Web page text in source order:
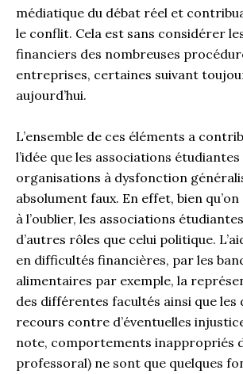
médiatique du débat réel et
le conflit. Cela est sans considérer
financiers des nombreuses
entreprises, certaines suivant
aujourd’hui.
L’ensemble de ces éléments a
l’idée que les associations
organisations à dysfonction
absolument faux. En effet, bien
à l’oublier, les associations
d’autres rôles que celui politique.
en difficultés financières, par les
alimentaires par exemple, la
des différentes facultés ainsi que
recours contre d’éventuelles
note, comportements inappropriés
professoral) ne sont que quelques